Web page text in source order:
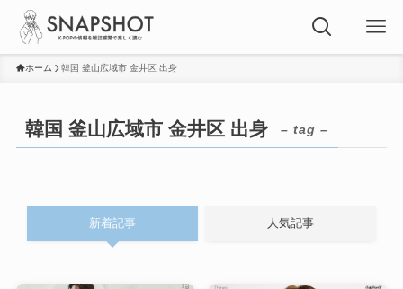
ホーム 韓国 釜山広域市 金井区 出身
韓国 釜山広域市 金井区 出身 – tag –
新着記事 人気記事